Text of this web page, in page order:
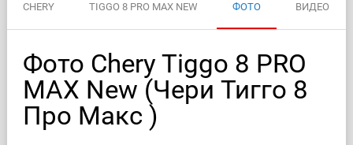
CHERY TIGGO 8 PRO MAX NEW ФОТО ВИДЕО
ХАРАКТЕРИСТИКИ
Фото Chery Tiggo 8 PRO
MAX New (Чери Тигго 8
Про Макс )